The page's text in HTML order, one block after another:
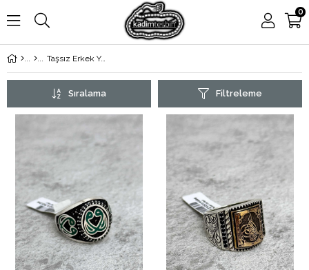
0
Taşsız Erkek Yüzük
Filtreleme
Sıralama